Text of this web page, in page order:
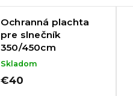
Ochranná plachta
pre slnečník
350/450cm
Skladom
€40